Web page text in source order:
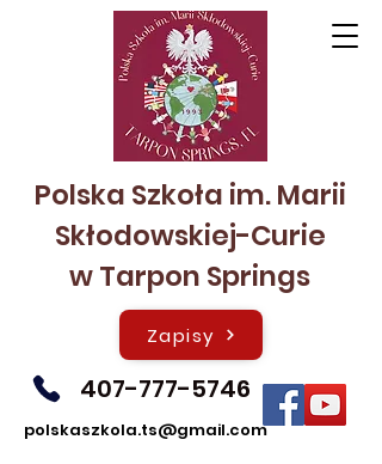
Polska Szkoła im. Marii
Skłodowskiej-Curie
w Tarpon Springs
Zapisy
407-777-5746
polskaszkola.ts@gmail.com